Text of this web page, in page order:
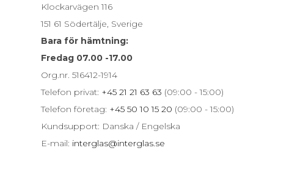
Klockarvägen 116
151 61 Södertälje, Sverige
Bara för hämtning:
Fredag 07.00 -17.00
Org.nr. 516412-1914
Telefon privat: +45 21 21 63 63 (09:00 - 15:00)
Telefon företag: +45 50 10 15 20 (09:00 - 15:00)
Kundsupport: Danska / Engelska
E-mail: interglas@interglas.se